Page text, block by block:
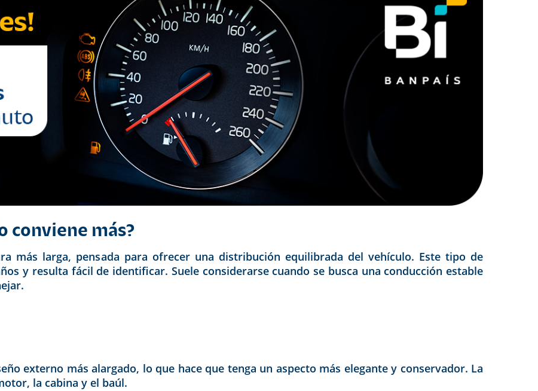
conviene más?
más larga, pensada para ofrecer una distribución equilibrada del vehículo. Este tipo de
y resulta fácil de identificar. Suele considerarse cuando se busca una conducción estable
externo más alargado, lo que hace que tenga un aspecto más elegante y conservador. La
la cabina y el baúl.